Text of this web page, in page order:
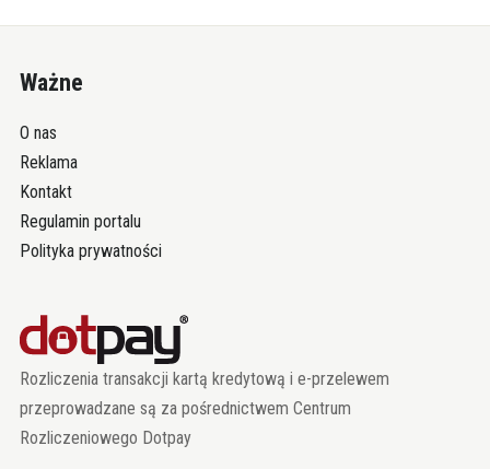
Ważne
O nas
Reklama
Kontakt
Regulamin portalu
Polityka prywatności
Rozliczenia transakcji kartą kredytową i e-przelewem
przeprowadzane są za pośrednictwem Centrum
Rozliczeniowego Dotpay